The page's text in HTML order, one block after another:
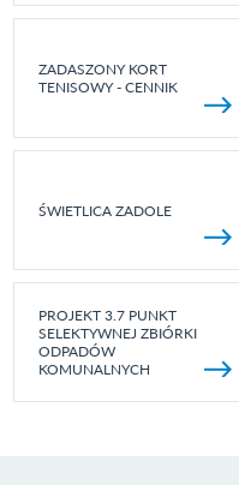
ZADASZONY KORT
TENISOWY - CENNIK
ŚWIETLICA ZADOLE
PROJEKT 3.7 PUNKT
SELEKTYWNEJ ZBIÓRKI
ODPADÓW
KOMUNALNYCH